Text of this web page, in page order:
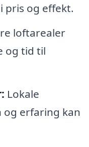
pris og effekt.
loftarealer
og tid til
Lokale
erfaring kan